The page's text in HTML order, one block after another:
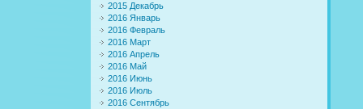
2015 Декабрь
2016 Январь
2016 Февраль
2016 Март
2016 Апрель
2016 Май
2016 Июнь
2016 Июль
2016 Сентябрь